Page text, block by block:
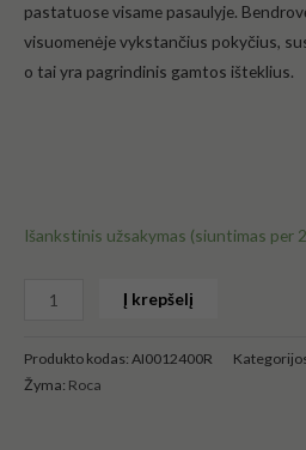
pastatuose visame pasaulyje.
visuomenėje vykstančius pokyčius,
o tai yra pagrindinis gamtos išteklius.
Išankstinis užsakymas (siuntimas per
Į krepšelį
Produkto kodas: AI0012400R
Žyma: Roca